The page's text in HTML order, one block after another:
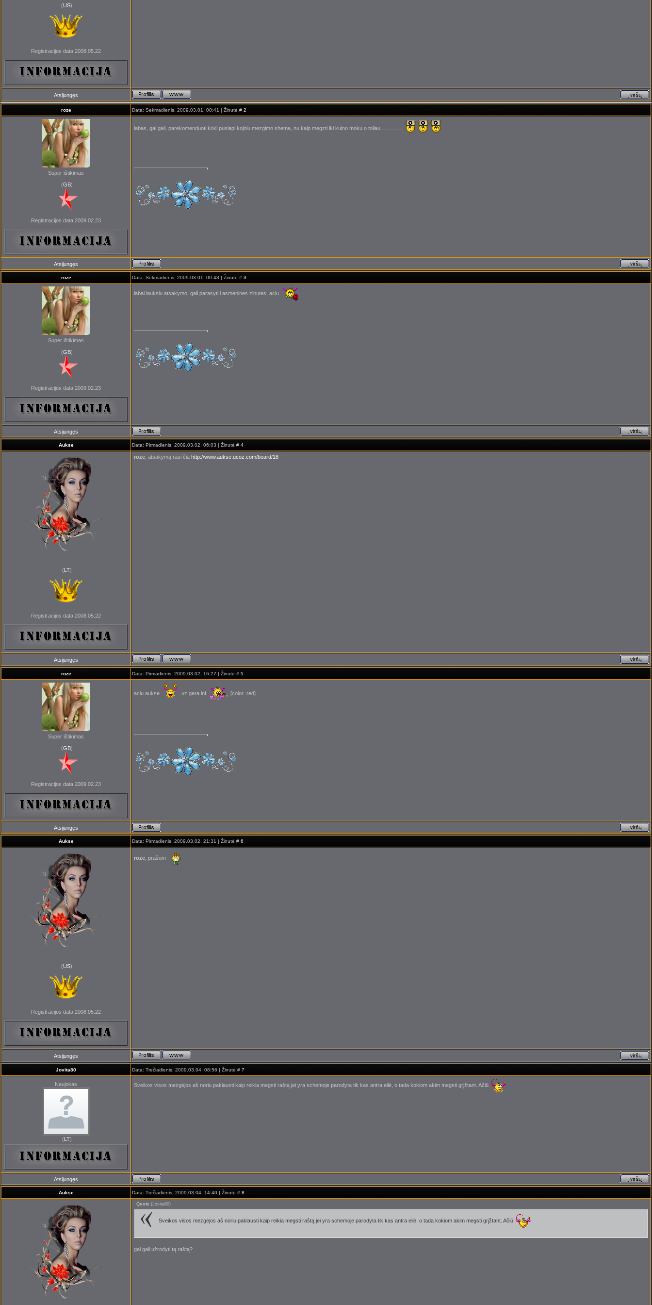
(US)
Registracijos data 2008.05.22
Atsijungęs
roze Data: Sekmadienis, 2009.03.01, 00:41 | Žinutė # 2
Super ištikimas
(GB)
Registracijos data 2009.02.23
labas, gal gali, parekomenduoti koki puslapi kojniu mezgimo shema, nu kaip megzti iki kulno moku o toliau...............
Atsijungęs
roze Data: Sekmadienis, 2009.03.01, 00:43 | Žinutė # 3
Super ištikimas
(GB)
Registracijos data 2009.02.23
labai lauksiu atsakymo, gali parasyti i asmenines zinutes, aciu
Atsijungęs
Aukse Data: Pirmadienis, 2009.03.02, 06:03 | Žinutė # 4
(LT)
Registracijos data 2008.05.22
roze , atsakymą rasi čia http://www.aukse.ucoz.com/board/18
Atsijungęs
roze Data: Pirmadienis, 2009.03.02, 16:27 | Žinutė # 5
Super ištikimas
(GB)
Registracijos data 2009.02.23
aciu aukse uz gera inf. [color=red]
Atsijungęs
Aukse Data: Pirmadienis, 2009.03.02, 21:31 | Žinutė # 6
(US)
Registracijos data 2008.05.22
roze , prašom
Atsijungęs
Jovita80 Data: Trečiadienis, 2009.03.04, 08:56 | Žinutė # 7
Naujokas
(LT)
Sveikos visos mezgėjos aš noriu paklausti kaip reikia megsti raštą jei yra schemoje parodyta tik kas antra eilė, o tada kokiom akim megsti grįžtant. Ačiū
Atsijungęs
Aukse Data: Trečiadienis, 2009.03.04, 14:40 | Žinutė # 8
Quote (Jovita80)
Sveikos visos mezgėjos aš noriu paklausti kaip reikia megsti raštą jei yra schemoje parodyta tik kas antra eilė, o tada kokiom akim megsti grįžtant. Ačiū
gal gali užrodyti tą raštą?